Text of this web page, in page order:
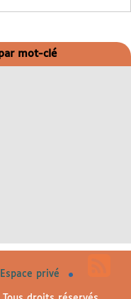
mot-clé
Espace privé